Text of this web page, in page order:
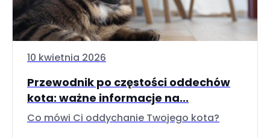
10 kwietnia 2026
Przewodnik po częstości oddechów
kota: ważne informacje na...
Co mówi Ci oddychanie Twojego kota?